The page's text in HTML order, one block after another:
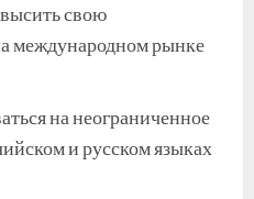
свою
международном рынке
на неограниченное
и русском языках